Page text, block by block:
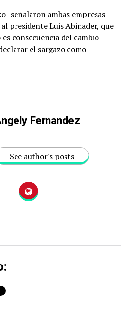
-señalaron ambas empresas-
presidente Luis Abinader, que
consecuencia del cambio
el sargazo como
Fernandez
See author's posts